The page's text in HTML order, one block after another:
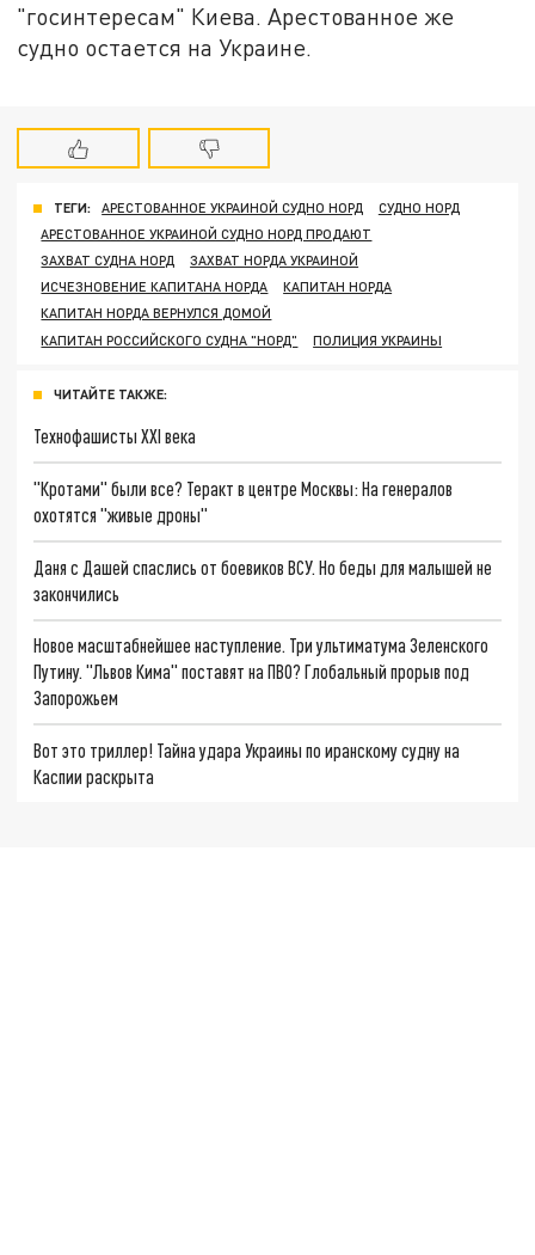
"госинтересам" Киева. Арестованное же
судно остается на Украине.
ТЕГИ: АРЕСТОВАННОЕ УКРАИНОЙ СУДНО НОРД
СУДНО НОРД
АРЕСТОВАННОЕ УКРАИНОЙ СУДНО НОРД ПРОДАЮТ
ЗАХВАТ СУДНА НОРД
ЗАХВАТ НОРДА УКРАИНОЙ
ИСЧЕЗНОВЕНИЕ КАПИТАНА НОРДА
КАПИТАН НОРДА
КАПИТАН НОРДА ВЕРНУЛСЯ ДОМОЙ
КАПИТАН РОССИЙСКОГО СУДНА "НОРД"
ПОЛИЦИЯ УКРАИНЫ
ЧИТАЙТЕ ТАКЖЕ:
Технофашисты XXI века
"Кротами" были все? Теракт в центре Москвы: На генералов
охотятся "живые дроны"
Даня с Дашей спаслись от боевиков ВСУ. Но беды для малышей не
закончились
Новое масштабнейшее наступление. Три ультиматума Зеленского
Путину. "Львов Кима" поставят на ПВО? Глобальный прорыв под
Запорожьем
Вот это триллер! Тайна удара Украины по иранскому судну на
Каспии раскрыта